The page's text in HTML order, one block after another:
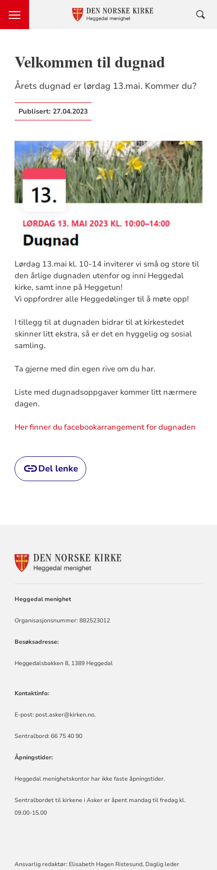
Velkommen til dugnad
Årets dugnad er lørdag 13.mai. Kommer du?
Publisert: 27.04.2023
Lørdag 13.mai kl. 10-14 inviterer vi små og store til
den årlige dugnaden utenfor og inni Heggedal
kirke, samt inne på Heggetun!
Vi oppfordrer alle Heggedølinger til å møte opp!
I tillegg til at dugnaden bidrar til at kirkestedet
skinner litt ekstra, så er det en hyggelig og sosial
samling.
Ta gjerne med din egen rive om du har.
Liste med dugnadsoppgaver kommer litt nærmere
dagen.
Her finner du facebookarrangement for dugnaden
Del lenke
KONTAKTINFORMASJON
Heggedal menighet
Organisasjonsnummer: 882523012
Besøksadresse:
Heggedalsbakken 8, 1389 Heggedal
Kontaktinfo:
E-post: post.asker@kirken.no.
Sentralbord: 66 75 40 90
Åpningstider:
Heggedal menighetskontor har ikke faste åpningstider.
Sentralbordet til kirkene i Asker er åpent mandag til fredag kl.
09.00-15.00
Ansvarlig redaktør: Elisabeth Hagen Ristesund, Daglig leder